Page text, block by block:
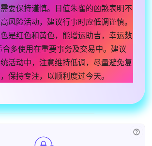
要保持谨慎。日值朱雀的凶煞表明不
风险活动，建议行事时应低调谨慎。
是红色和黄色，能增运助吉，幸运数
多使用在重要事务及交易中。建议
活动中，注意维持低调，尽量避免复
保持专注，以顺利度过今天。